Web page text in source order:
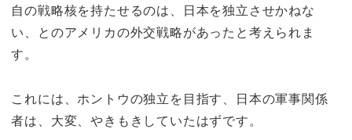
自の戦略核を持たせるのは、日本を独立させかねな
い、とのアメリカの外交戦略があったと考えられま
す。
これには、ホントウの独立を目指す、日本の軍事関係
者は、大変、やきもきしていたはずです。